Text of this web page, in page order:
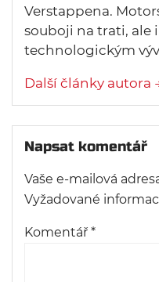
Verstappena.
souboji na trati, ale
technologickým
Další články autora
Napsat komentář
Vaše e-mailová
Vyžadované
Komentář *